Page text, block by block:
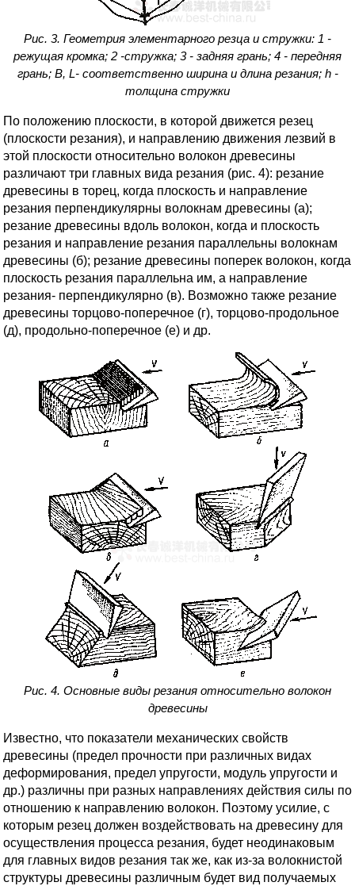
Рис. 3. Геометрия элементарного резца и стружки: 1 -
режущая кромка; 2 -стружка; 3 - задняя грань; 4 - передняя
грань; В, L- соответственно ширина и длина резания; h -
толщина стружки
По положению плоскости, в которой движется резец
(плоскости резания), и направлению движения лезвий в
этой плоскости относительно волокон древесины
различают три главных вида резания (рис. 4): резание
древесины в торец, когда плоскость и направление
резания перпендикулярны волокнам древесины (а);
резание древесины вдоль волокон, когда и плоскость
резания и направление резания параллельны волокнам
древесины (б); резание древесины поперек волокон, когда
плоскость резания параллельна им, а направление
резания- перпендикулярно (в). Возможно также резание
древесины торцово-поперечное (г), торцово-продольное
(д), продольно-поперечное (е) и др.
Рис. 4. Основные виды резания относительно волокон
древесины
Известно, что показатели механических свойств
древесины (предел прочности при различных видах
деформирования, предел упругости, модуль упругости и
др.) различны при разных направлениях действия силы по
отношению к направлению волокон. Поэтому усилие, с
которым резец должен воздействовать на древесину для
осуществления процесса резания, будет неодинаковым
для главных видов резания так же, как из-за волокнистой
структуры древесины различным будет вид получаемых